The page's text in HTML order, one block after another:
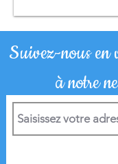
Suivez-nous en
à notre